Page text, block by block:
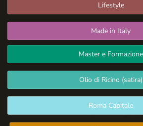
Lifestyle
Made in Italy
Master e Formazione
Olio di Ricino (satira)
Roma Capitale